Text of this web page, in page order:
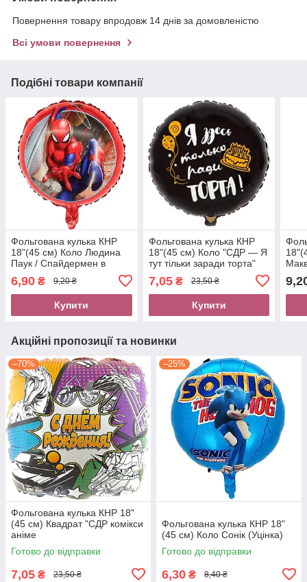
Повернення товару впродовж 14 днів за домовленістю
Всі умови повернення
Подібні товари компанії
Фольгована кулька КНР
18"(45 см) Коло Людина
Паук / Спайдермен в
6,90 ₴ 9,20 ₴
Купити
Фольгована кулька КНР
18"(45 см) Коло "СДР — Я
тут тільки заради торта"
7,05₴ 23,50 ₴
Купити
Акційні пропозиції та новинки
–70%
Фольгована кулька КНР 18"
(45 см) Квадрат "СДР комікси
аніме
Готово до відправки
7,05 ₴ 23,50 ₴
–25%
Фольгована кулька КНР 18"
(45 см) Коло Сонік (Уцінка)
Готово до відправки
6,30 ₴ 8,40 ₴